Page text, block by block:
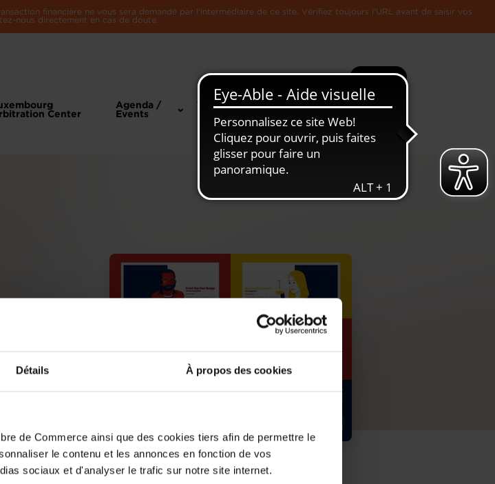
Détails À propos des cookies
de Commerce ainsi que des cookies tiers afin de permettre le
le contenu et les annonces en fonction de vos
sociaux et d'analyser le trafic sur notre site internet.
financière ne vous sera demandé par l'intermédiaire de ce site. Vérifiez toujours l'URL avant de saisir vos
nous directement en cas de doute.
Recherche Plus
Center
Agenda /
Events
Toute
L'Economie
PDF, 973.6 Ko